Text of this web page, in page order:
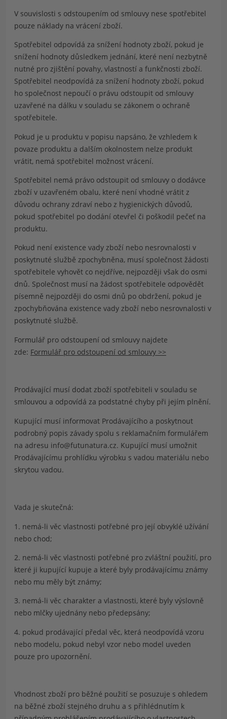
V souvislosti s odstoupením od smlouvy nese spotřebitel
pouze náklady na vrácení zboží.
Spotřebitel odpovídá za snížení hodnoty zboží, pokud je
snížení hodnoty důsledkem jednání, které není nezbytně
nutné pro zjištění povahy, vlastností a funkčnosti zboží.
Spotřebitel neodpovídá za snížení hodnoty zboží, pokud
ho společnost nepoučí o právu odstoupit od smlouvy
uzavřené na dálku v souladu se zákonem o ochraně
spotřebitele.
Pokud je u produktu v popisu napsáno, že vzhledem k
povaze produktu a dalším okolnostem nelze produkt
vrátit, nemá spotřebitel možnost vrácení.
Spotřebitel nemá právo odstoupit od smlouvy o dodávce
zboží v uzavřeném obalu, které není vhodné vrátit z
důvodu ochrany zdraví nebo z hygienických důvodů,
pokud spotřebitel po dodání otevřel či poškodil pečeť na
produktu.
Pokud není existence vady zboží nebo nesrovnalosti v
poskytnuté službě zpochybněna, musí společnost žádosti
spotřebitele vyhovět co nejdříve, nejpozději však do osmi
dnů. Společnost musí na žádost spotřebitele odpovědět
písemně nejpozději do osmi dnů po obdržení, pokud je
zpochybňována existence vady zboží nebo nesrovnalosti v
poskytnuté službě.
Formulář pro odstoupení od smlouvy najdete
zde: Formulář pro odstoupení od smlouvy >>
Prodávající musí dodat zboží spotřebiteli v souladu se
smlouvou a odpovídá za podstatné chyby při jejím plnění.
Kupující musí informovat Prodávajícího a poskytnout
podrobný popis závady spolu s reklamačním formulářem
na adresu info@futunatura.cz. Kupující musí umožnit
Prodávajícímu prohlídku výrobku s vadou materiálu nebo
skrytou vadou.
Vada je skutečná:
1. nemá-li věc vlastnosti potřebné pro její obvyklé užívání
nebo chod;
2. nemá-li věc vlastnosti potřebné pro zvláštní použití, pro
které ji kupující kupuje a které byly prodávajícímu známy
nebo mu měly být známy;
3. nemá-li věc charakter a vlastnosti, které byly výslovně
nebo mlčky ujednány nebo předepsány;
4. pokud prodávající předal věc, která neodpovídá vzoru
nebo modelu, pokud nebyl vzor nebo model uveden
pouze pro upozornění.
Vhodnost zboží pro běžné použití se posuzuje s ohledem
na běžné zboží stejného druhu a s přihlédnutím k